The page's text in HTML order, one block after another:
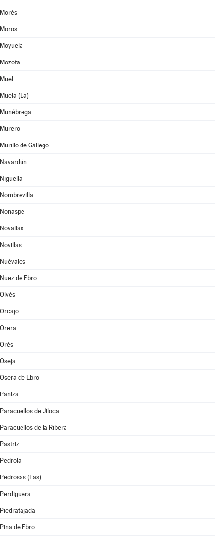
Morés
Moros
Moyuela
Mozota
Muel
Muela (La)
Munébrega
Murero
Murillo de Gállego
Navardún
Nigüella
Nombrevilla
Nonaspe
Novallas
Novillas
Nuévalos
Nuez de Ebro
Olvés
Orcajo
Orera
Orés
Oseja
Osera de Ebro
Paniza
Paracuellos de Jiloca
Paracuellos de la Ribera
Pastriz
Pedrola
Pedrosas (Las)
Perdiguera
Piedratajada
Pina de Ebro